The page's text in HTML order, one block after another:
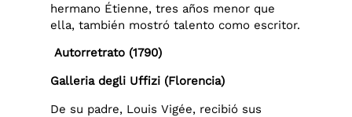
hermano Étienne, tres años menor que
ella, también mostró talento como escritor.
Autorretrato (1790)
Galleria degli Uffizi (Florencia)
De su padre, Louis Vigée, recibió sus